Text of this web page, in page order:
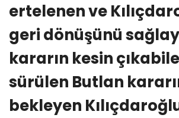
ertelenen ve
geri dönüşünü
kararın kesin
sürülen Butlan
bekleyen